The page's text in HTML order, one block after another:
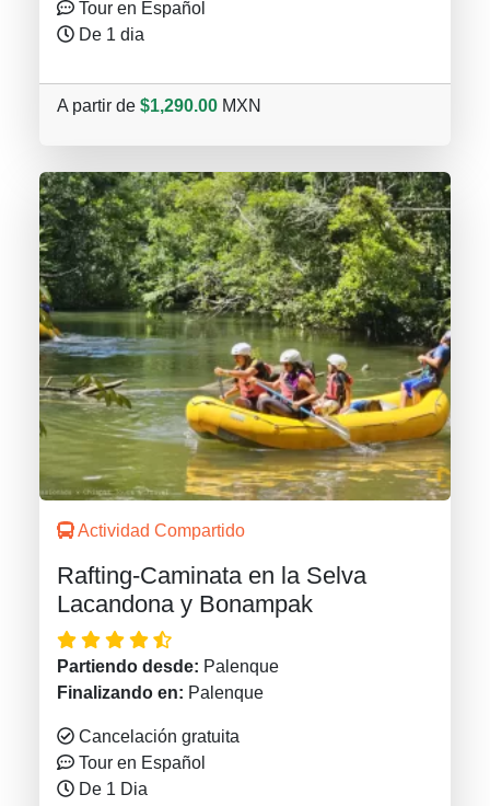
Tour en Español
De 1 dia
A partir de $1,290.00 MXN
Actividad Compartido
Rafting-Caminata en la Selva
Lacandona y Bonampak
Partiendo desde: Palenque
Finalizando en: Palenque
Cancelación gratuita
Tour en Español
De 1 Dia